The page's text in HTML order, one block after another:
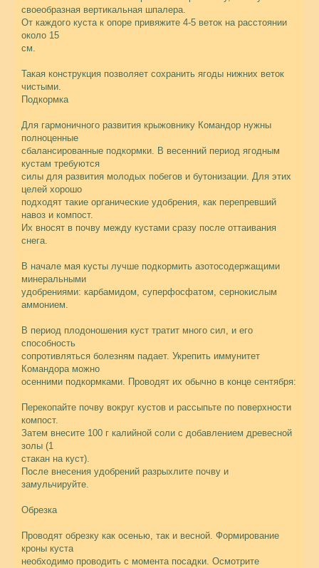
своеобразная вертикальная шпалера.
От каждого куста к опоре привяжите 4-5 веток на расстоянии
около 15
см.
Такая конструкция позволяет сохранить ягоды нижних веток
чистыми.
Подкормка
Для гармоничного развития крыжовнику Командор нужны
полноценные
сбалансированные подкормки. В весенний период ягодным
кустам требуются
силы для развития молодых побегов и бутонизации. Для этих
целей хорошо
подходят такие органические удобрения, как перепревший
навоз и компост.
Их вносят в почву между кустами сразу после оттаивания
снега.
В начале мая кусты лучше подкормить азотосодержащими
минеральными
удобрениями: карбамидом, суперфосфатом, сернокислым
аммонием.
В период плодоношения куст тратит много сил, и его
способность
сопротивляться болезням падает. Укрепить иммунитет
Командора можно
осенними подкормками. Проводят их обычно в конце сентября:
Перекопайте почву вокруг кустов и рассыпьте по поверхности
компост.
Затем внесите 100 г калийной соли с добавлением древесной
золы (1
стакан на куст).
После внесения удобрений разрыхлите почву и
замульчируйте.
Обрезка
Проводят обрезку как осенью, так и весной. Формирование
кроны куста
необходимо проводить с момента посадки. Осмотрите